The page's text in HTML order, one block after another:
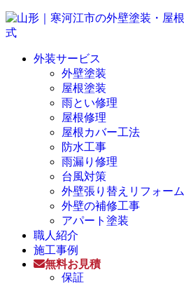
外装サービス
外壁塗装
屋根塗装
雨とい修理
屋根修理
屋根カバー工法
防水工事
雨漏り修理
台風対策
外壁張り替えリフォーム
外壁の補修工事
アパート塗装
職人紹介
施工事例
無料お見積
保証